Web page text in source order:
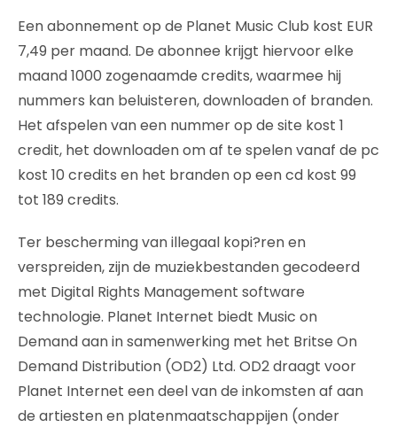
Een abonnement op de Planet Music Club kost EUR
7,49 per maand. De abonnee krijgt hiervoor elke
maand 1000 zogenaamde credits, waarmee hij
nummers kan beluisteren, downloaden of branden.
Het afspelen van een nummer op de site kost 1
credit, het downloaden om af te spelen vanaf de pc
kost 10 credits en het branden op een cd kost 99
tot 189 credits.
Ter bescherming van illegaal kopi?ren en
verspreiden, zijn de muziekbestanden gecodeerd
met Digital Rights Management software
technologie. Planet Internet biedt Music on
Demand aan in samenwerking met het Britse On
Demand Distribution (OD2) Ltd. OD2 draagt voor
Planet Internet een deel van de inkomsten af aan
de artiesten en platenmaatschappijen (onder